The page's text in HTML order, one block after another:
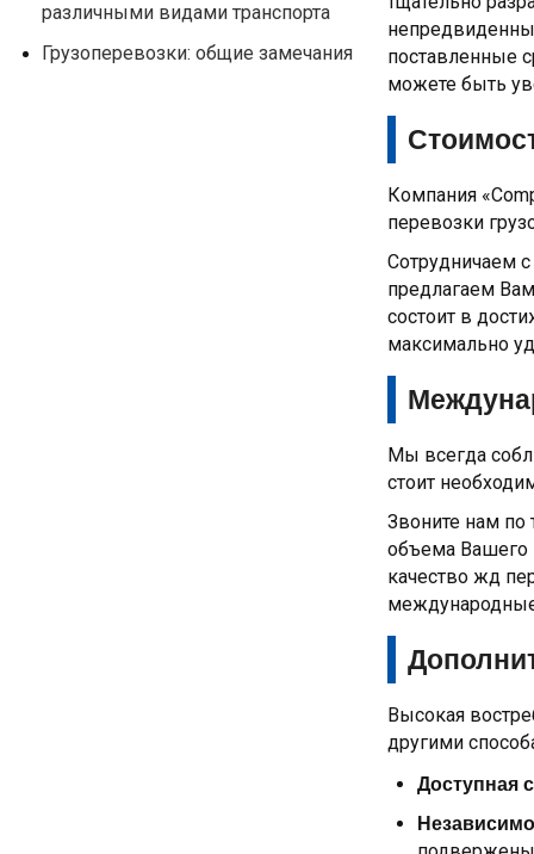
различными видами транспорта
Грузоперевозки: общие замечания
поставленные
можете быть
Компания
перевозки
Сотрудничаем
предлагаем
состоит в
максимально
Мы всегда
стоит
Звоните нам по
объема Вашего
качество жд
Высокая
другими
Доступная